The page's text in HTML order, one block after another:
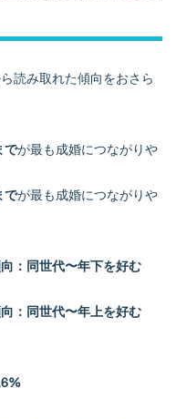
読み取れた傾向をおさら
でが最も成婚につながりや
でが最も成婚につながりや
：同世代〜年下を好む
：同世代〜年上を好む